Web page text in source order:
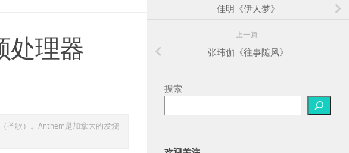
处理器
圣歌）。Anthem是加拿大的发烧
佳明《伊人梦》
上一篇
张玮伽《往事随风》
搜索